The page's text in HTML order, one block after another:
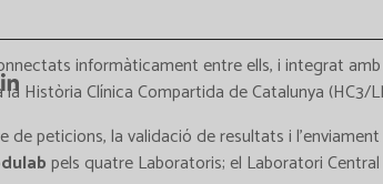
informàticament entre ells, i integrat
Història Clínica Compartida de Catalunya (HC3/
de peticions, la validació de resultats i
pels quatre Laboratoris; el Laboratori